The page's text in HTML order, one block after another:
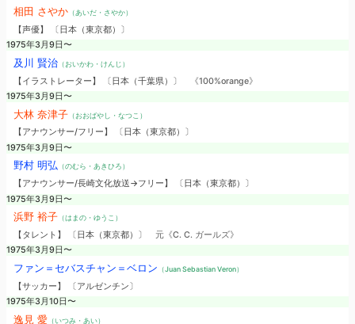
相田 さやか（あいだ・さやか）
【声優】 〔日本（東京都）〕
1975年3月9日〜
及川 賢治（おいかわ・けんじ）
【イラストレーター】 〔日本（千葉県）〕
《100%orange》
1975年3月9日〜
大林 奈津子（おおばやし・なつこ）
【アナウンサー/フリー】 〔日本（東京都）〕
1975年3月9日〜
野村 明弘（のむら・あきひろ）
【アナウンサー/長崎文化放送→フリー】 〔日本（東京都）〕
1975年3月9日〜
浜野 裕子（はまの・ゆうこ）
【タレント】 〔日本（東京都）〕 元《C. C. ガールズ》
1975年3月9日〜
ファン＝セバスチャン＝ベロン （Juan Sebastian Veron）
【サッカー】 〔アルゼンチン〕
1975年3月10日〜
逸見 愛（いつみ・あい）